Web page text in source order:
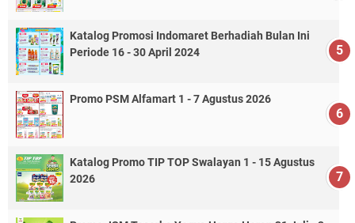
Katalog Promosi Indomaret Berhadiah Bulan Ini
Periode 16 - 30 April 2024
Promo PSM Alfamart 1 - 7 Agustus 2026
Katalog Promo TIP TOP Swalayan 1 - 15 Agustus
2026